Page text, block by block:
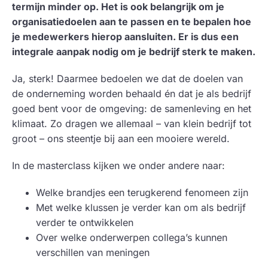
termijn minder op. Het is ook belangrijk om je
organisatiedoelen aan te passen en te bepalen hoe
je medewerkers hierop aansluiten. Er is dus een
integrale aanpak nodig om je bedrijf sterk te maken.
Ja, sterk! Daarmee bedoelen we dat de doelen van
de onderneming worden behaald én dat je als bedrijf
goed bent voor de omgeving: de samenleving en het
klimaat. Zo dragen we allemaal – van klein bedrijf tot
groot – ons steentje bij aan een mooiere wereld.
In de masterclass kijken we onder andere naar:
Welke brandjes een terugkerend fenomeen zijn
Met welke klussen je verder kan om als bedrijf
verder te ontwikkelen
Over welke onderwerpen collega’s kunnen
verschillen van meningen